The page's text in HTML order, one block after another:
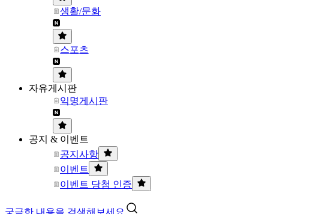
생활/문화
스포츠
자유게시판
익명게시판
공지 & 이벤트
공지사항
이벤트
이벤트 당첨 인증
궁금한 내용을 검색해보세요